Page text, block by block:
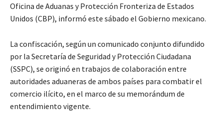
Oficina de Aduanas y Protección Fronteriza de Estados
Unidos (CBP), informó este sábado el Gobierno mexicano.
La confiscación, según un comunicado conjunto difundido
por la Secretaría de Seguridad y Protección Ciudadana
(SSPC), se originó en trabajos de colaboración entre
autoridades aduaneras de ambos países para combatir el
comercio ilícito, en el marco de su memorándum de
entendimiento vigente.